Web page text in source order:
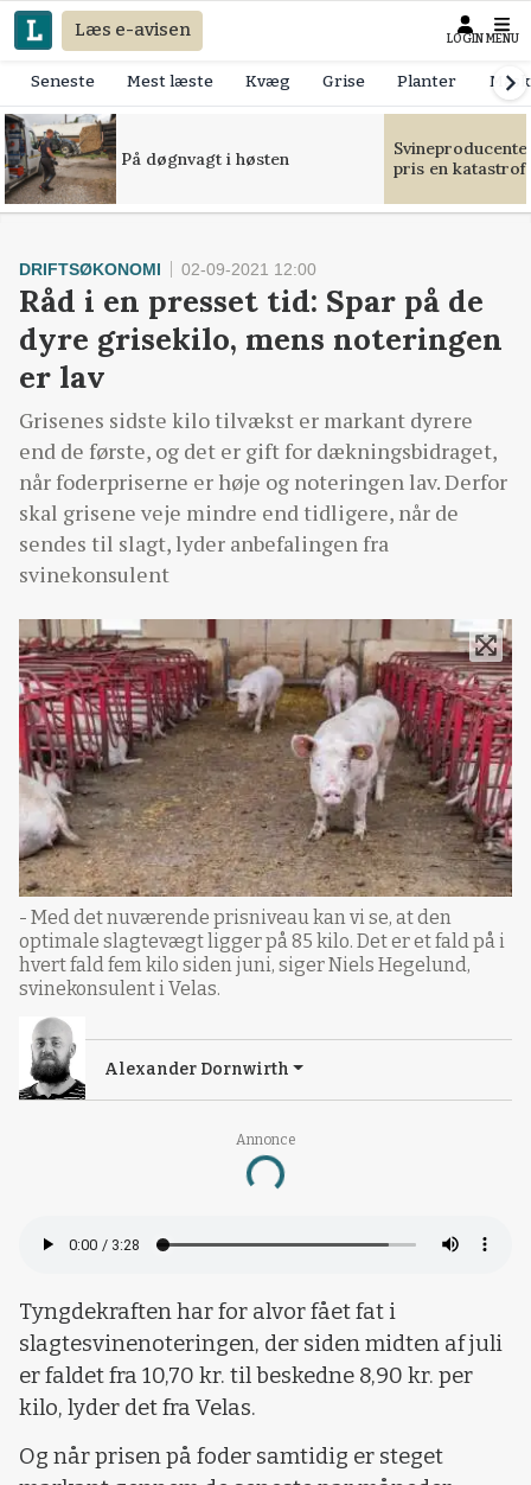
Læs e-avisen LOGIN MENU
Seneste Mest læste Kvæg Grise Planter
På døgnvagt i høsten
pris en
Annonce
Loading...
DRIFTSØKONOMI 02-09-2021 12:00
Råd i en presset tid: Spar på de
dyre grisekilo, mens noteringen
er lav
Grisenes sidste kilo tilvækst er markant dyrere
end de første, og det er gift for dækningsbidraget,
når foderpriserne er høje og noteringen lav. Derfor
skal grisene veje mindre end tidligere, når de
sendes til slagt, lyder anbefalingen fra
svinekonsulent
- Med det nuværende prisniveau kan vi se, at den
optimale slagtevægt ligger på 85 kilo. Det er et fald på i
hvert fald fem kilo siden juni, siger Niels Hegelund,
svinekonsulent i Velas.
Alexander Dornwirth
Tyngdekraften har for alvor fået fat i
slagtesvinenoteringen, der siden midten af juli
er faldet fra 10,70 kr. til beskedne 8,90 kr. per
kilo, lyder det fra Velas.
Og når prisen på foder samtidig er steget